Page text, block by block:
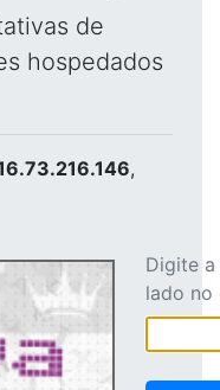
de
hospedados
,
Digite
lado no